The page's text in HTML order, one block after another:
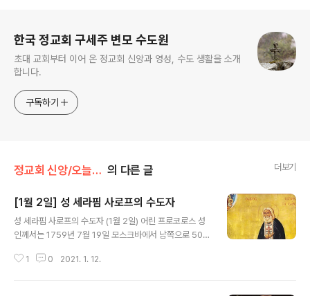
한국 정교회 구세주 변모 수도원
초대 교회부터 이어 온 정교회 신앙과 영성, 수도 생활을 소개
합니다.
구독하기
정교회 신앙/오늘의 축일 의 다른 글 더보기
[1월 2일] 성 세라핌 사로프의 수도자
성 세라핌 사로프의 수도자 (1월 2일) 어린 프로코로스 성
인께서는 1759년 7월 19일 모스크바에서 남쪽으로 500
어나셨다. 이 당시는 이른바 ‘계몽주의’(Enlightenment)
1 0 2021. 1. 12.